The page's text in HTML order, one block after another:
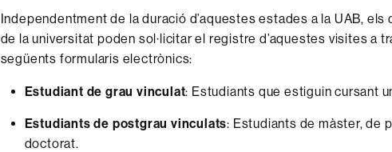
Independentment de la duració d’aquestes estades a la UAB,
de la universitat poden sol·licitar el registre d’aquestes visites a
següents formularis electrònics:
Estudiant de grau vinculat: Estudiants que estiguin cursant
Estudiants de postgrau vinculats: Estudiants de màster, de
doctorat.